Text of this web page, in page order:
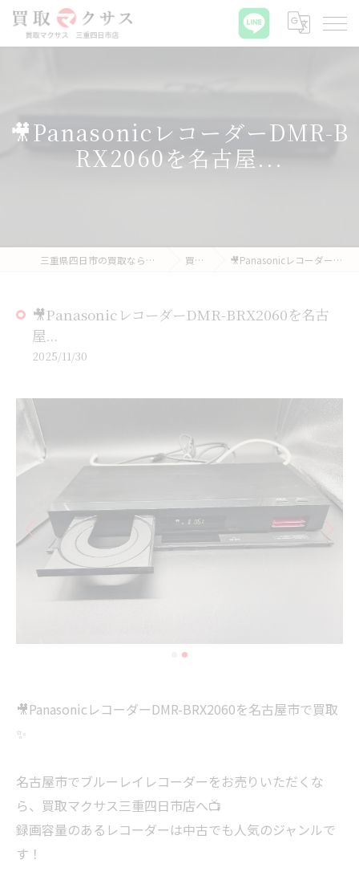
🎥PanasonicレコーダーDMR-B
RX2060を名古屋...
三重県四日市の買取なら買取マクサス 三重四日市店 買取実績 🎥PanasonicレコーダーDMR-BRX2060を名古屋...
🎥PanasonicレコーダーDMR-BRX2060を名古
屋...
2025/11/30
🎥PanasonicレコーダーDMR-BRX2060を名古屋市で買取
✨
名古屋市でブルーレイレコーダーをお売りいただくな
ら、買取マクサス三重四日市店へ📺
録画容量のあるレコーダーは中古でも人気のジャンルで
す！